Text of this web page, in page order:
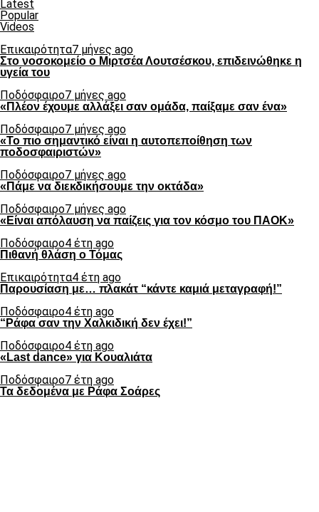
Latest
Popular
Videos
Επικαιρότητα7 μήνες ago
Στο νοσοκομείο ο Μιρτσέα Λουτσέσκου, επιδεινώθηκε η
υγεία του
Ποδόσφαιρο7 μήνες ago
«Πλέον έχουμε αλλάξει σαν ομάδα, παίξαμε σαν ένα»
Ποδόσφαιρο7 μήνες ago
«Το πιο σημαντικό είναι η αυτοπεποίθηση των
ποδοσφαιριστών»
Ποδόσφαιρο7 μήνες ago
«Πάμε να διεκδικήσουμε την οκτάδα»
Ποδόσφαιρο7 μήνες ago
«Είναι απόλαυση να παίζεις για τον κόσμο του ΠΑΟΚ»
Ποδόσφαιρο4 έτη ago
Πιθανή θλάση ο Τόμας
Επικαιρότητα4 έτη ago
Παρουσίαση με… πλακάτ “κάντε καμιά μεταγραφή!”
Ποδόσφαιρο4 έτη ago
“Ράφα σαν την Χαλκιδική δεν έχει!”
Ποδόσφαιρο4 έτη ago
«Last dance» για Κουαλιάτα
Ποδόσφαιρο7 έτη ago
Τα δεδομένα με Ράφα Σοάρες